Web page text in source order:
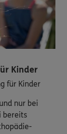
Kinder
für Kinder
nur bei
bereits